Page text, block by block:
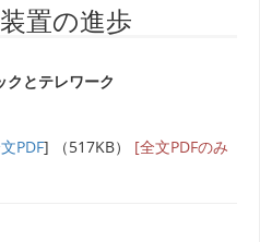
置の進歩
クとテレワーク
PDF] （517KB） [全文PDFのみ